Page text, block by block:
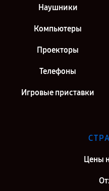
Наушники
Компьютеры
Проекторы
Телефоны
Игровые приставки
Цены